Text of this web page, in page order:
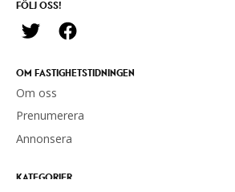
FÖLJ OSS!
OM FASTIGHETSTIDNINGEN
Om oss
Prenumerera
Annonsera
KATEGORIER